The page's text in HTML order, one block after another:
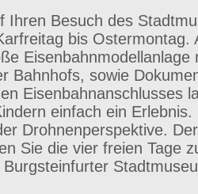
Ihren Besuch des
bis Ostermontag.
Eisenbahnmodellanlage
Bahnhofs, sowie
Eisenbahnanschlusses
einfach ein
Drohnenperspektive.
Sie die vier freien Tage